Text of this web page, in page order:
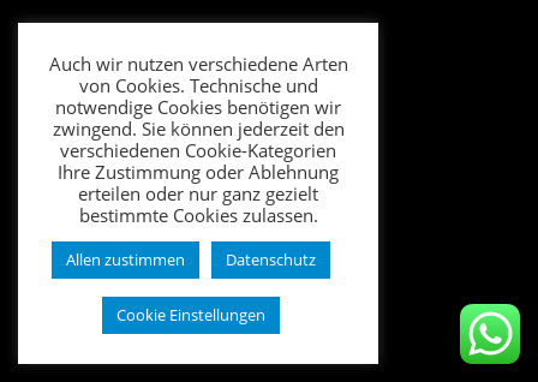
Auch wir nutzen verschiedene Arten
von Cookies. Technische und
notwendige Cookies benötigen wir
zwingend. Sie können jederzeit den
verschiedenen Cookie-Kategorien
Ihre Zustimmung oder Ablehnung
erteilen oder nur ganz gezielt
bestimmte Cookies zulassen.
Allen zustimmen Datenschutz
Cookie Einstellungen